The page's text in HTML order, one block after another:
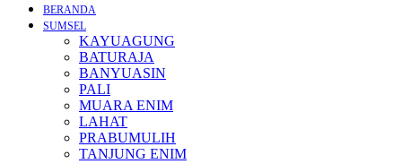
BERANDA
SUMSEL
KAYUAGUNG
BATURAJA
BANYUASIN
PALI
MUARA ENIM
LAHAT
PRABUMULIH
TANJUNG ENIM